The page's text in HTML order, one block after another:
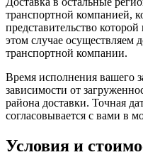
транспортной компанией,
представительство
этом случае осуществляем
транспортной компании.
Время исполнения вашего
зависимости от
района доставки. Точная
согласовывается с вами в
Условия и